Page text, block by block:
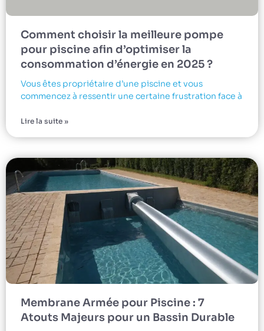
Comment choisir la meilleure pompe
pour piscine afin d’optimiser la
consommation d’énergie en 2025 ?
Vous êtes propriétaire d’une piscine et vous
commencez à ressentir une certaine frustration face à
Lire la suite »
Membrane Armée pour Piscine : 7
Atouts Majeurs pour un Bassin Durable